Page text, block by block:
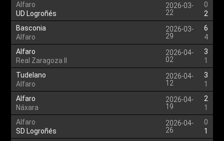
Alfaro
UD Logroñés
2026-03-
22
0
2
Basconia
Alfaro
2026-03-
29
6
4
Alfaro
Real Zaragoza II
2026-04-
02
3
1
Tudelano
Alfaro
2026-04-
12
3
1
Alfaro
Náxara
2026-04-
19
2
1
Alfaro
SD Logroñés
2026-04-
26
0
1